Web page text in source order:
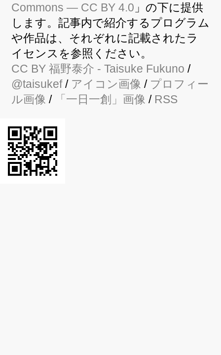
Commons — CC BY 4.0 」の下に提供
します。記事内で紹介するプログラム
や作品は、それぞれに記載されたラ
イセンスを参照ください。
CC BY 福野泰介 - Taisuke Fukuno /
@taisukef/ アイコン画像 / プロフィー
ル画像 / 「一日一創」画像 / RSS